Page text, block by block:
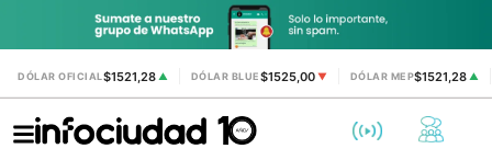
DÓLAR OFICIAL$1521,28 ▲ DÓLAR BLUE$1525,00 ▼ DÓLAR MEP$1521,28▲